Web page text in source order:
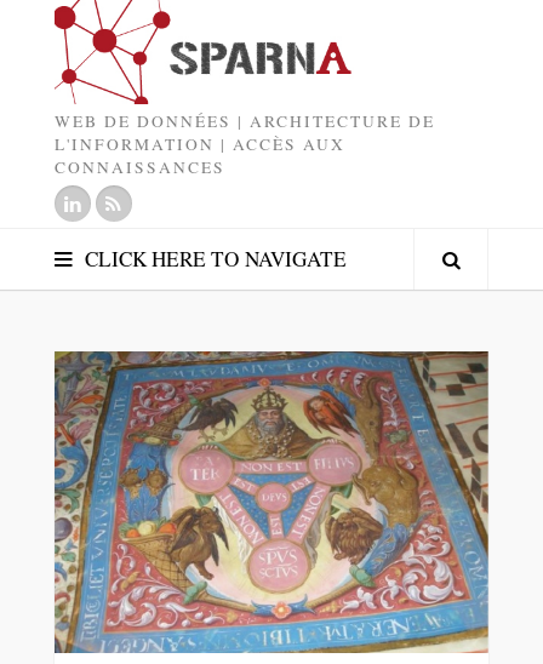
WEB DE DONNÉES | ARCHITECTURE DE
L'INFORMATION | ACCÈS AUX
CONNAISSANCES
CLICK HERE TO NAVIGATE